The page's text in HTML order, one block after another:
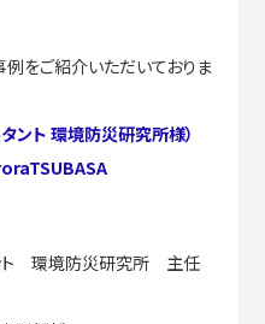
をご紹介いただいておりま
ント 環境防災研究所様）
ト 環境防災研究所 主任